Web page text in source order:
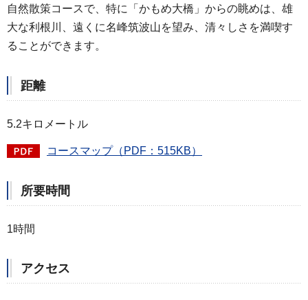
自然散策コースで、特に「かもめ大橋」からの眺めは、雄
大な利根川、遠くに名峰筑波山を望み、清々しさを満喫す
ることができます。
距離
5.2キロメートル
コースマップ（PDF：515KB）
所要時間
1時間
アクセス